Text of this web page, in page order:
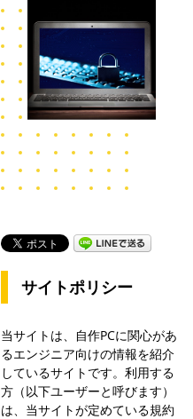
サイトポリシー
当サイトは、自作PCに関心があ
るエンジニア向けの情報を紹介
しているサイトです。利用する
方（以下ユーザーと呼びます）
は、当サイトが定めている規約